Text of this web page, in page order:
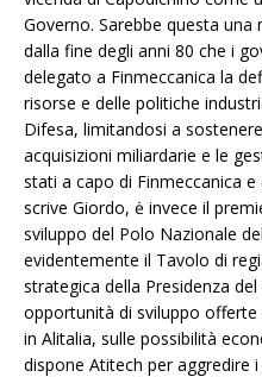
Governo. Sarebbe questa
dalla fine degli anni 80 che i
delegato a Finmeccanica la
risorse e delle politiche
Difesa, limitandosi a
acquisizioni miliardarie e le
stati a capo di Finmeccanica
scrive Giordo, ė invece il
sviluppo del Polo Nazionale
evidentemente il Tavolo di
strategica della Presidenza
opportunità di sviluppo offerte
in Alitalia, sulle possibilità
dispone Atitech per aggredire